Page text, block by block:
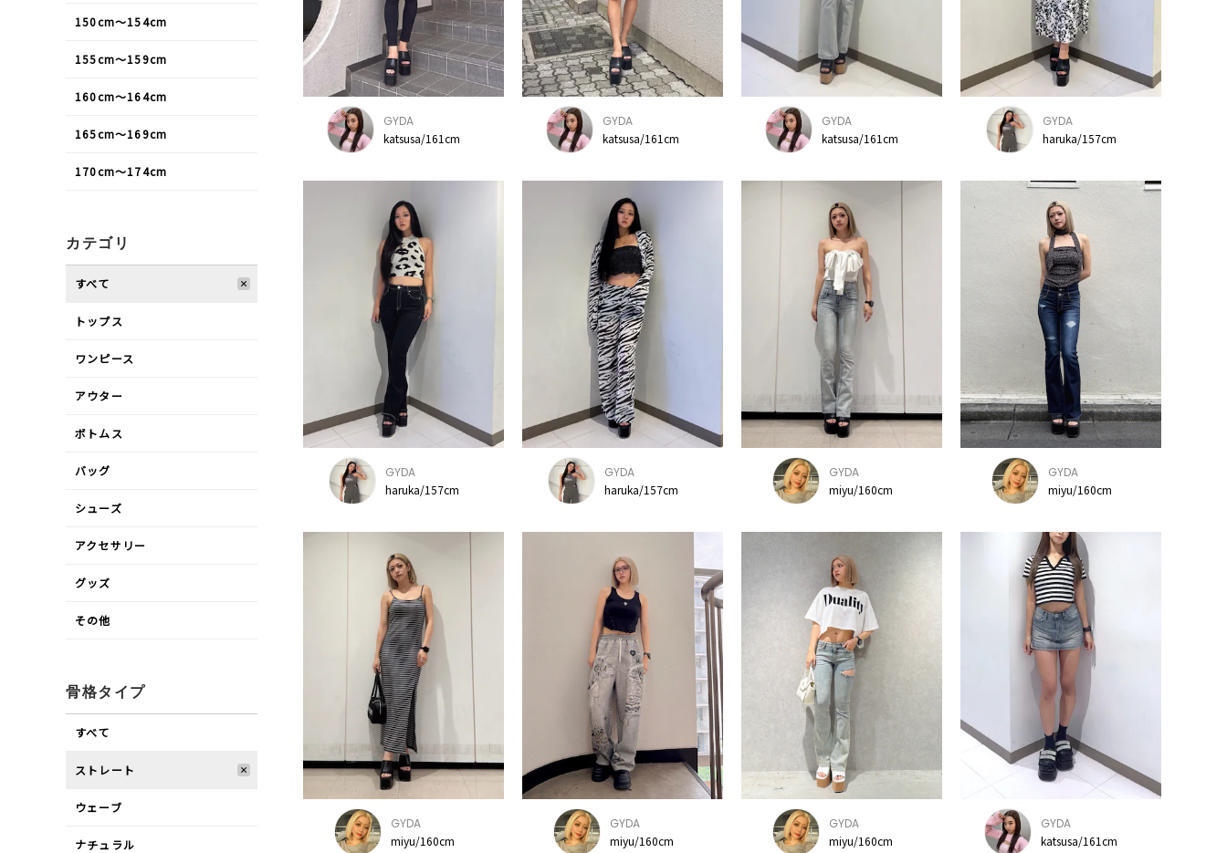
GYDA
katsusa/161cm
GYDA
katsusa/161cm
GYDA
katsusa/161cm
GYDA
haruka/157cm
GYDA
haruka/157cm
GYDA
haruka/157cm
GYDA
miyu/160cm
GYDA
miyu/160cm
GYDA
miyu/160cm
GYDA
miyu/160cm
GYDA
miyu/160cm
GYDA
katsusa/161cm
150cm〜154cm
155cm〜159cm
160cm〜164cm
165cm〜169cm
170cm〜174cm
カテゴリ
すべて
トップス
ワンピース
アウター
ボトムス
バッグ
シューズ
アクセサリー
グッズ
その他
骨格タイプ
すべて
ストレート
ウェーブ
ナチュラル